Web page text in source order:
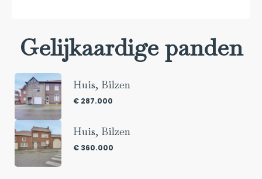
Gelijkaardige panden
Huis, Bilzen
€ 287.000
Huis, Bilzen
€ 360.000